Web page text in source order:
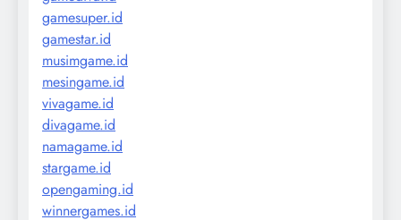
gamesuper.id
gamestar.id
musimgame.id
mesingame.id
vivagame.id
divagame.id
namagame.id
stargame.id
opengaming.id
winnergames.id